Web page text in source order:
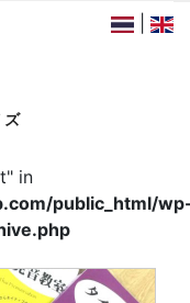
|
ズ
in
public_html/